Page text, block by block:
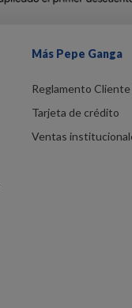
Más Pepe Ganga
Reglamento Cliente
Tarjeta de crédito
Ventas